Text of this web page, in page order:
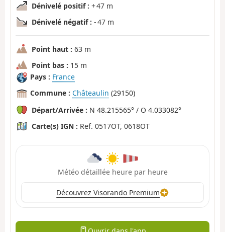
Dénivelé positif : + 47 m
Dénivelé négatif : - 47 m
Point haut : 63 m
Point bas : 15 m
Pays : France
Commune : Châteaulin (29150)
Départ/Arrivée : N 48.215565° / O 4.033082°
Carte(s) IGN : Ref. 0517OT, 0618OT
Météo détaillée heure par heure
Découvrez Visorando Premium